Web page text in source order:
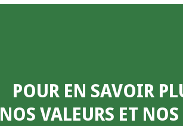
POUR EN SAVOIR
NOS VALEURS ET